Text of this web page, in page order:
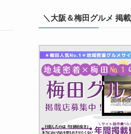
＼大阪＆梅田グルメ 掲